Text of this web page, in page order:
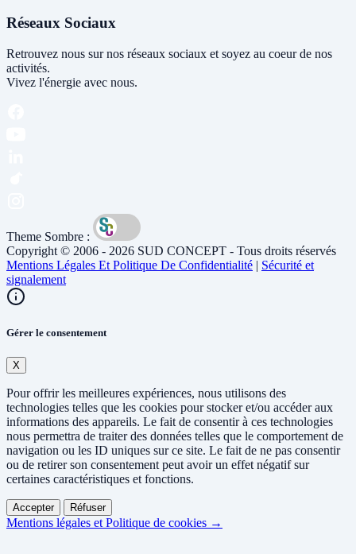
Réseaux Sociaux
Retrouvez nous sur nos réseaux sociaux et soyez au coeur de nos
activités.
Vivez l'énergie avec nous.
Theme Sombre :
Copyright © 2006 - 2026 SUD CONCEPT - Tous droits réservés
Mentions Légales Et Politique De Confidentialité | Sécurité et
signalement
Gérer le consentement
X
Pour offrir les meilleures expériences, nous utilisons des
technologies telles que les cookies pour stocker et/ou accéder aux
informations des appareils. Le fait de consentir à ces technologies
nous permettra de traiter des données telles que le comportement de
navigation ou les ID uniques sur ce site. Le fait de ne pas consentir
ou de retirer son consentement peut avoir un effet négatif sur
certaines caractéristiques et fonctions.
Accepter Réfuser
Mentions légales et Politique de cookies →